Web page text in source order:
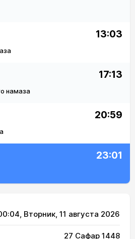
13:03
17:13
намаза
20:59
23:01
, Вторник, 11 августа 2026
27 Сафар 1448